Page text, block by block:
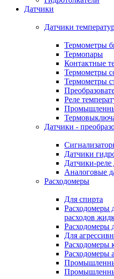
Датчики
Датчики
Термометры
Термопары
Контактные
Термометры
Термометры
Реле
Датчики -
Датчики
Датчики-реле
Аналоговые
Расходомеры
Для спирта
Расходомеры
расходов
Расходомеры
Для
Расходомеры
Расходомеры